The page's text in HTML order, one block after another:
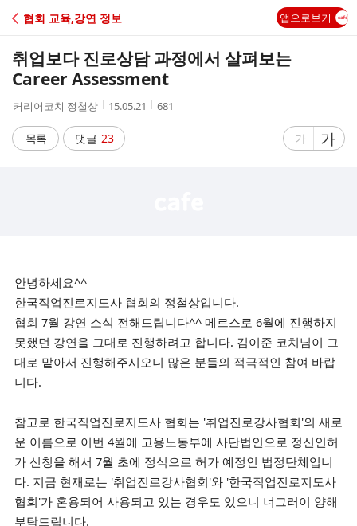
C
A
협회 교육,강연 정보 앱으로보기
취업보다 진로상담 과정에서 살펴보는
Career Assessment
작
자
커리어코치 정철상
작
시
간
15.05.21
조
681
목록 댓글 23
글
가
글
자
가
안녕하세요^^
한국직업진로지도사 협회의 정철상입니다.
협회 7월 강연 소식 전해드립니다^^ 메르스로 6월에 진행하지
못했던 강연을 그대로 진행하려고 합니다. 김이준 코치님이 그
대로 맡아서 진행해주시오니 많은 분들의 적극적인 참여 바랍
니다.
참고로 한국직업진로지도사 협회는 '취업진로강사협회'의 새로
운 이름으로 이번 4월에 고용노동부에 사단법인으로 정신인허
가 신청을 해서 7월 초에 정식으로 허가 예정인 법정단체입니
다. 지금 현재로는 '취업진로강사협회'와 '한국직업진로지도사
협회'가 혼용되어 사용되고 있는 경우도 있으니 너그러이 양해
부탁드립니다.